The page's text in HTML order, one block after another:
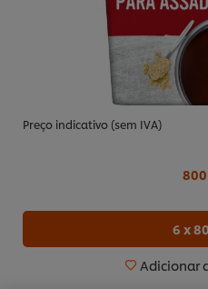
Preço indicativo (sem IVA)
6 x
Adicionar
Utilizamos cookies
melhorar a sua
permitem-lhe
como guardar o seu